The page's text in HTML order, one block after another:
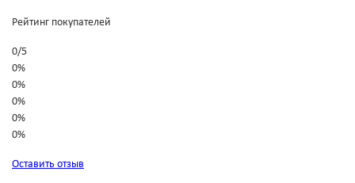
Рейтинг покупателей
0/5
0%
0%
0%
0%
0%
Оставить отзыв